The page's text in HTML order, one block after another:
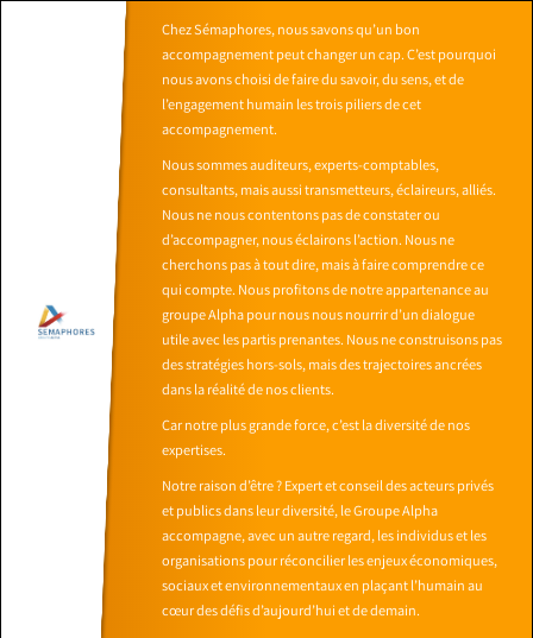
Chez Sémaphores, nous savons qu’un bon
accompagnement peut changer un cap. C’est pourquoi
nous avons choisi de faire du savoir, du sens, et de
l’engagement humain les trois piliers de cet
accompagnement.
Nous sommes auditeurs, experts-comptables,
consultants, mais aussi transmetteurs, éclaireurs, alliés.
Nous ne nous contentons pas de constater ou
d’accompagner, nous éclairons l’action. Nous ne
cherchons pas à tout dire, mais à faire comprendre ce
qui compte. Nous profitons de notre appartenance au
groupe Alpha pour nous nous nourrir d’un dialogue
utile avec les partis prenantes. Nous ne construisons pas
des stratégies hors-sols, mais des trajectoires ancrées
dans la réalité de nos clients.
Car notre plus grande force, c’est la diversité de nos
expertises.
Notre raison d’être ? Expert et conseil des acteurs privés
et publics dans leur diversité, le Groupe Alpha
accompagne, avec un autre regard, les individus et les
organisations pour réconcilier les enjeux économiques,
sociaux et environnementaux en plaçant l’humain au
cœur des défis d’aujourd’hui et de demain.